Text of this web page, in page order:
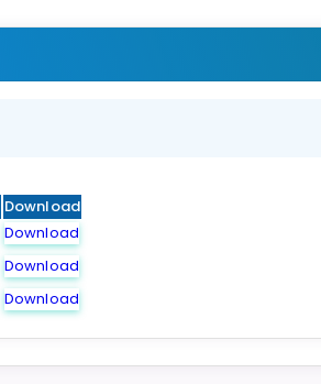
Download
Download
Download
Download